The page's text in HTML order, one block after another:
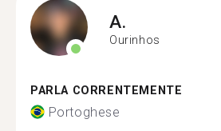
A.
Ourinhos
PARLA CORRENTEMENTE
Portoghese